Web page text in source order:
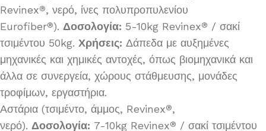
Revinex®, νερό, ίνες πολυπροπυλενίου
Eurofiber®). Δοσολογία: 5-10kg Revinex® / σακί
τσιμέντου 50kg. Χρήσεις: Δάπεδα με αυξημένες
μηχανικές και χημικές αντοχές, όπως βιομηχανικά και
άλλα σε συνεργεία, χώρους στάθμευσης, μονάδες
τροφίμων, εργαστήρια.
Αστάρια (τσιμέντο, άμμος, Revinex®,
νερό). Δοσολογία: 7-10kg Revinex® / σακί τσιμέντου